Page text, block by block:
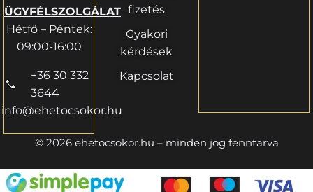
ÜGYFÉLSZOLGÁLAT
Hétfő – Péntek:
09:00-16:00
+36 30 332
3644
info@ehetocsokor.hu
fizetés
Gyakori
kérdések
Kapcsolat
© 2026 ehetocsokor.hu – minden jog fenntarva